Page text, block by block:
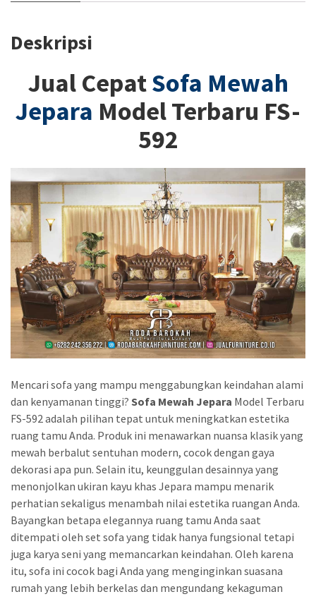
Deskripsi
Jual CepatSofa Mewah
Jepara Model Terbaru FS-
592
Mencari sofa yang mampu menggabungkan keindahan alami
dan kenyamanan tinggi? Sofa Mewah Jepara Model Terbaru
FS-592 adalah pilihan tepat untuk meningkatkan estetika
ruang tamu Anda. Produk ini menawarkan nuansa klasik yang
mewah berbalut sentuhan modern, cocok dengan gaya
dekorasi apa pun. Selain itu, keunggulan desainnya yang
menonjolkan ukiran kayu khas Jepara mampu menarik
perhatian sekaligus menambah nilai estetika ruangan Anda.
Bayangkan betapa elegannya ruang tamu Anda saat
ditempati oleh set sofa yang tidak hanya fungsional tetapi
juga karya seni yang memancarkan keindahan. Oleh karena
itu, sofa ini cocok bagi Anda yang menginginkan suasana
rumah yang lebih berkelas dan mengundang kekaguman